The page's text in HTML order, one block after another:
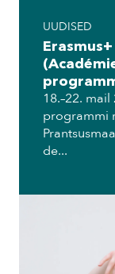
UUDISED
18.–22.
programmi
de...